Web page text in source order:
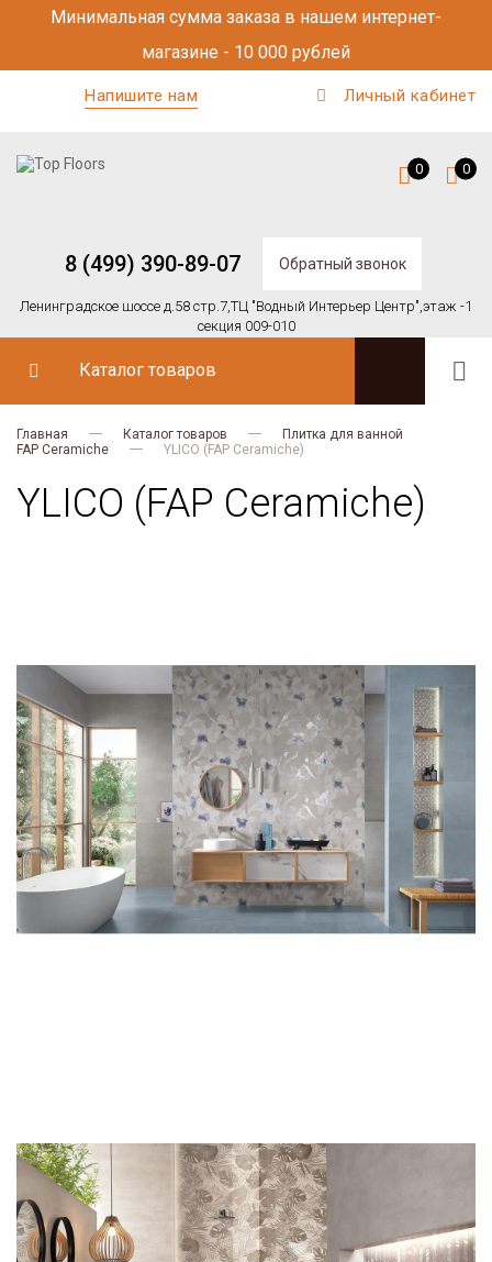
Минимальная сумма заказа в нашем интернет-
магазине - 10 000 рублей
Напишите нам Личный кабинет
8 (499) 390-89-07 Обратный звонок
Ленинградское шоссе д.58 стр.7,ТЦ "Водный Интерьер Центр",этаж -1
секция 009-010
0 0
Каталог товаров
Главная Каталог товаров
Плитка для ванной
FAP Ceramiche
YLICO (FAP Ceramiche)
YLICO (FAP Ceramiche)